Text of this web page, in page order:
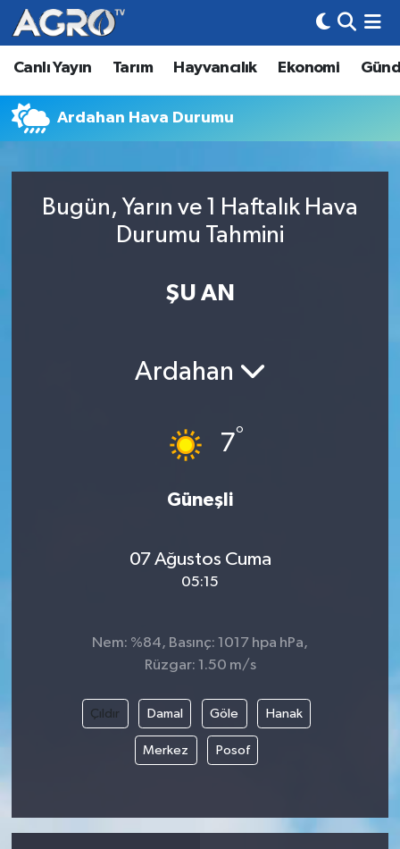
Canlı Yayın Tarım Hayvancılık Ekonomi
Ardahan Hava Durumu
Bugün, Yarın ve 1 Haftalık Hava
Durumu Tahmini
ŞU AN
Ardahan
7°
Güneşli
07 Ağustos Cuma
05:15
Nem: %84, Basınç: 1017 hpa hPa,
Rüzgar: 1.50 m/s
Çıldır Damal Göle Hanak
Merkez Posof
Hava Durumu
Trafik Durumu
Tüm Manşetler